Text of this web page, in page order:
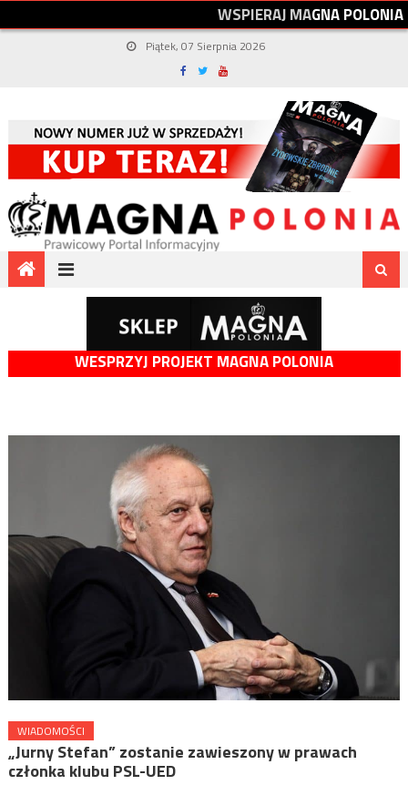
WSPIERAJMAGNAPOLONIA
Piątek, 07 Sierpnia 2026
WESPRZYJ PROJEKT MAGNA POLONIA
WIADOMOŚCI
„Jurny Stefan” zostanie zawieszony w prawach
członka klubu PSL-UED